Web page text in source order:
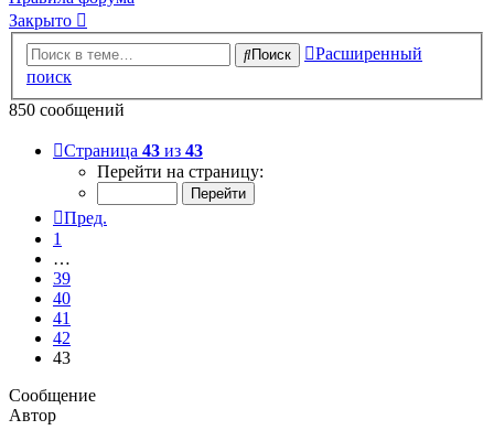
Закрыто
Поиск
Расширенный
поиск
850 сообщений
Страница 43 из 43
Перейти на страницу:
Пред.
1
…
39
40
41
42
43
Сообщение
Автор